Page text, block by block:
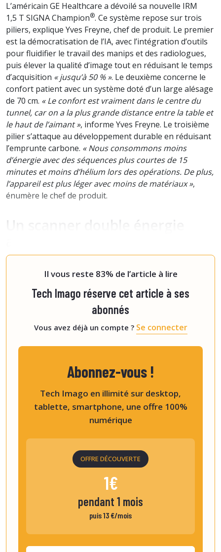
L’américain GE Healthcare a dévoilé sa nouvelle IRM
1,5 T SIGNA Champion®. Ce système repose sur trois
piliers, explique Yves Freyne, chef de produit. Le premier
est la démocratisation de l’IA, avec l’intégration d’outils
pour fluidifier le travail des manips et des radiologues,
puis élever la qualité d’image tout en réduisant le temps
d’acquisition « jusqu’à 50 % ». Le deuxième concerne le
confort patient avec un système doté d’un large alésage
de 70 cm. « Le confort est vraiment dans le centre du
tunnel, car on a la plus grande distance entre la table et
le haut de l’aimant », informe Yves Freyne. Le troisième
pilier s’attaque au développement durable en réduisant
l’emprunte carbone. « Nous consommons moins
d’énergie avec des séquences plus courtes de 15
minutes et moins d’hélium lors des opérations. De plus,
l’appareil est plus léger avec moins de matériaux »,
énumère le chef de produit.
Un scanner double énergie
Il vous reste 83% de l’article à lire
Tech Imago réserve cet article à ses
abonnés
Vous avez déjà un compte ? Se connecter
Abonnez-vous !
Tech Imago en illimité sur desktop,
tablette, smartphone, une offre 100%
numérique
OFFRE DÉCOUVERTE
1€
pendant 1 mois
puis 13 €/mois